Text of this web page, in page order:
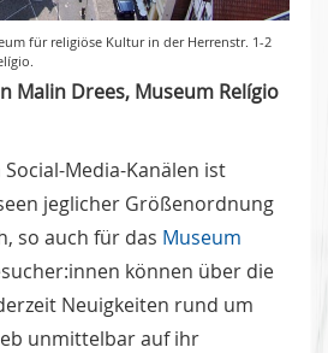
für religiöse Kultur in der Herrenstr. 1-2
Malin Drees, Museum Relígio
Media-Kanälen ist
jeglicher Größenordnung
so auch für das Museum
können über die
Neuigkeiten rund um
unmittelbar auf ihr